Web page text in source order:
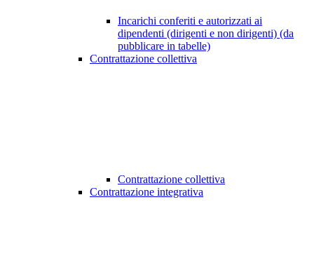
Incarichi conferiti e autorizzati ai
dipendenti (dirigenti e non dirigenti) (da
pubblicare in tabelle)
Contrattazione collettiva
Contrattazione collettiva
Contrattazione integrativa